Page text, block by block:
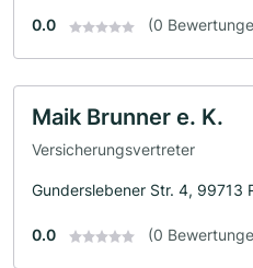
0.0 (0
Maik Brunner e. K.
Versicherungsvertreter
Gunderslebener Str. 4, 99713
0.0 (0